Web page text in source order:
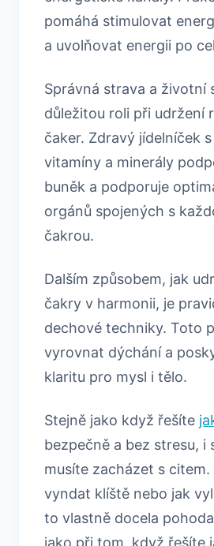
pomáhá stimulovat
a uvolňovat energii po
Správná strava a životní
důležitou roli při udržení
čaker. Zdravý jídelníček
vitamíny a minerály
buněk a podporuje
orgánů spojených s
čakrou.
Dalším způsobem, jak
čakry v harmonii, je
dechové techniky. Toto
vyrovnat dýchání a
klaritu pro mysl i tělo.
Stejně jako když řešíte
bezpečně a bez stresu, i
musíte zacházet s
vyndat klíště nebo jak
to vlastně docela
jako při tom, když řešíte